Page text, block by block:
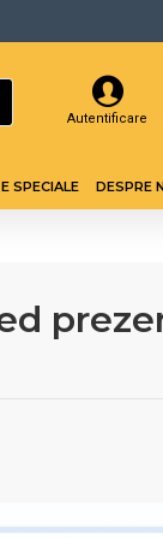
Autentificare
SPECIALE DESPRE